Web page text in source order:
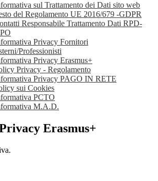
sul Trattamento dei Dati sito web
del Regolamento UE 2016/679 -GDPR
Responsabile Trattamento Dati RPD-
Privacy Fornitori
Professionisti
Privacy Erasmus+
Privacy - Regolamento
Privacy PAGO IN RETE
sui Cookies
PCTO
M.A.D.
Erasmus+